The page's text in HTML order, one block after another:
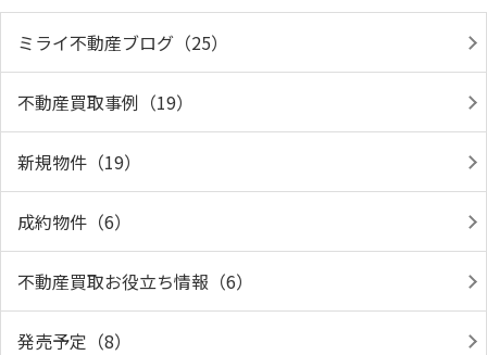
ミライ不動産ブログ（25）
不動産買取事例（19）
新規物件（19）
成約物件（6）
不動産買取お役立ち情報（6）
発売予定（8）